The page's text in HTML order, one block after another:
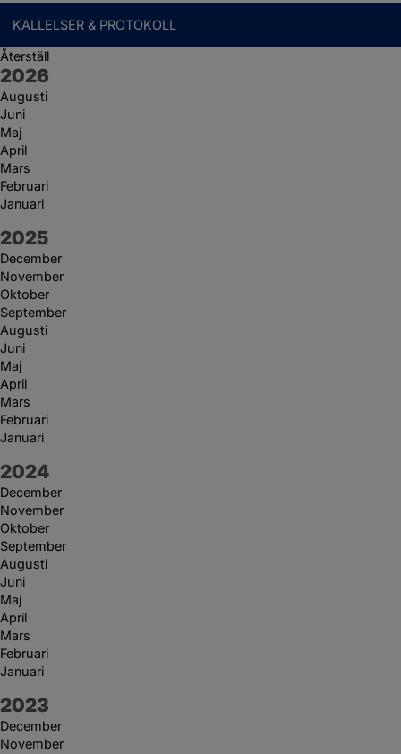
KALLELSER & PROTOKOLL
Återställ
År:
2026
Augusti
Juni
Maj
April
Mars
Februari
Januari
År:
2025
December
November
Oktober
September
Augusti
Juni
Maj
April
Mars
Februari
Januari
År:
2024
December
November
Oktober
September
Augusti
Juni
Maj
April
Mars
Februari
Januari
År:
2023
December
November